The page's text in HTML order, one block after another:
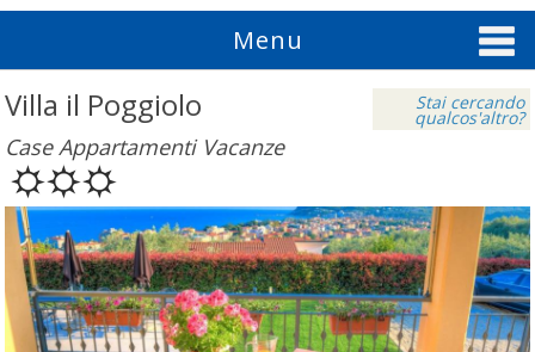
Menu
Stai cercando
qualcos'altro?
Villa il Poggiolo
Case Appartamenti Vacanze